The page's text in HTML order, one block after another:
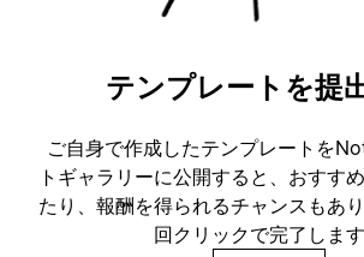
テンプレートを提
ご自身で作成したテンプレートを
トギャラリーに公開すると、おすす
たり、報酬を得られるチャンスもあ
回クリックで完了します